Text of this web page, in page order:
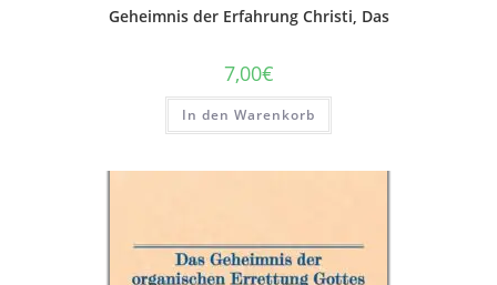
Geheimnis der Erfahrung Christi, Das
7,00€
In den Warenkorb